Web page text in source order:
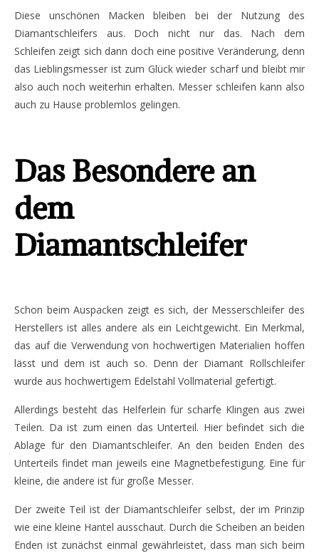
Diese unschönen Macken bleiben bei der Nutzung des
Diamantschleifers aus. Doch nicht nur das. Nach dem
Schleifen zeigt sich dann doch eine positive Veränderung, denn
das Lieblingsmesser ist zum Glück wieder scharf und bleibt mir
also auch noch weiterhin erhalten. Messer schleifen kann also
auch zu Hause problemlos gelingen.
Das Besondere an
dem
Diamantschleifer
Schon beim Auspacken zeigt es sich, der Messerschleifer des
Herstellers ist alles andere als ein Leichtgewicht. Ein Merkmal,
das auf die Verwendung von hochwertigen Materialien hoffen
lässt und dem ist auch so. Denn der Diamant Rollschleifer
wurde aus hochwertigem Edelstahl Vollmaterial gefertigt.
Allerdings besteht das Helferlein für scharfe Klingen aus zwei
Teilen. Da ist zum einen das Unterteil. Hier befindet sich die
Ablage für den Diamantschleifer. An den beiden Enden des
Unterteils findet man jeweils eine Magnetbefestigung. Eine für
kleine, die andere ist für große Messer.
Der zweite Teil ist der Diamantschleifer selbst, der im Prinzip
wie eine kleine Hantel ausschaut. Durch die Scheiben an beiden
Enden ist zunächst einmal gewährleistet, dass man sich beim